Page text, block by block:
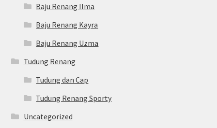
Baju Renang Ilma
Baju Renang Kayra
Baju Renang Uzma
Tudung Renang
Tudung dan Cap
Tudung Renang Sporty
Uncategorized